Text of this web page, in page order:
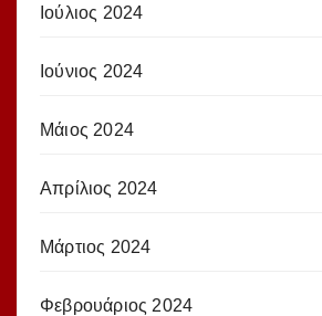
Ιούλιος 2024
Ιούνιος 2024
Μάιος 2024
Απρίλιος 2024
Μάρτιος 2024
Φεβρουάριος 2024